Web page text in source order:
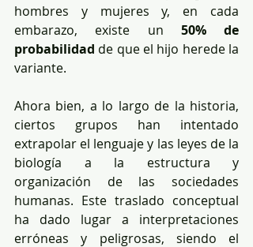
hombres y mujeres y, en cada
embarazo, existe un 50% de
probabilidad de que el hijo herede la
variante.
Ahora bien, a lo largo de la historia,
ciertos grupos han intentado
extrapolar el lenguaje y las leyes de la
biología a la estructura y
organización de las sociedades
humanas. Este traslado conceptual
ha dado lugar a interpretaciones